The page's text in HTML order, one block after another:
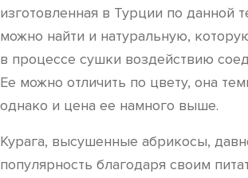
изготовленная в Турции по данной
можно найти и натуральную,
в процессе сушки воздействию
Ее можно отличить по цвету, она
однако и цена ее намного выше.
Курага, высушенные абрикосы,
популярность благодаря своим